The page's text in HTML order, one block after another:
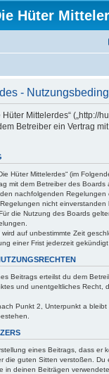
Hüter
-
Hüter Mittelerdes“ („http://
Betreiber ein Vertrag
Hüter Mittelerdes“ (im
mit dem Betreiber des Boards
nachfolgenden Regelungen
nicht
die Nutzung des Boards
wird auf unbestimmte Zeit
einer Frist jederzeit gekündigt
Beitrags erteilst du dem
und unentgeltliches Recht,
Punkt 2, Unterpunkt a
eines Beitrags, dass er
die guten Sitten verstoßen. Du
in deinen Beiträgen